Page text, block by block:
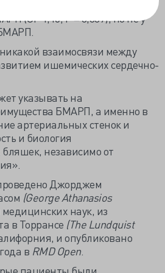
сосудистых явлений у лиц,
(ОР 1,16; Р = 0,009), но не у
взаимосвязи между
ишемических сердечно-
указывать на
БМАРП, а именно в
артериальных стенок и
и биология
бляшек, независимо от
Джорджем
(George Athanasios
наук, из
в Торрансе (The Lundquist
и опубликовано
в RMD Open.